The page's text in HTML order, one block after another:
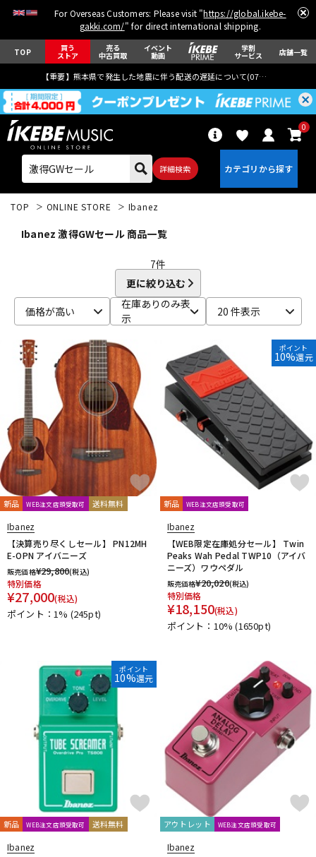
For Overseas Customers: Please visit "https://global.ikebe-
gakki.com/" for direct international shipping.
TOP 買う
ストア
売る
中古買取
イベント
動画
学割
サービス 店舗一覧
【重要】熊本県で発生した地震に伴う配送の遅延について(07月29日
詳細検索
0
ドラム パーカッション
キーボード 電子ピアノ
アンプ エフェクター
DTM
配信/ライブ機器 楽器アクセサリ
中古 ヴィンテージ
TOP ONLINE STORE Ibanez
Ibanez 激得GWセール 商品一覧
7件
更に絞り込む
価格が高い
在庫ありのみ表
示
20 件表示
新品 WEB注文店頭受取可 送料無料
Ibanez
【決算売り尽くしセール】 PN12MH
E-OPN アイバニーズ
販売価格¥29,800(税込)
特別価格
¥27,000(税込)
ポイント：1% (245pt)
ポイント
10%還元
新品 WEB注文店頭受取可
Ibanez
【WEB限定在庫処分セール】 Twin
Peaks Wah Pedal TWP10（アイバ
ニーズ）ワウペダル
販売価格¥20,020(税込)
特別価格
¥18,150(税込)
ポイント：10%(1650pt)
ポイント
10%還元
新品 WEB注文店頭受取可 送料無料
Ibanez
アウトレット WEB注文店頭受取可
Ibanez